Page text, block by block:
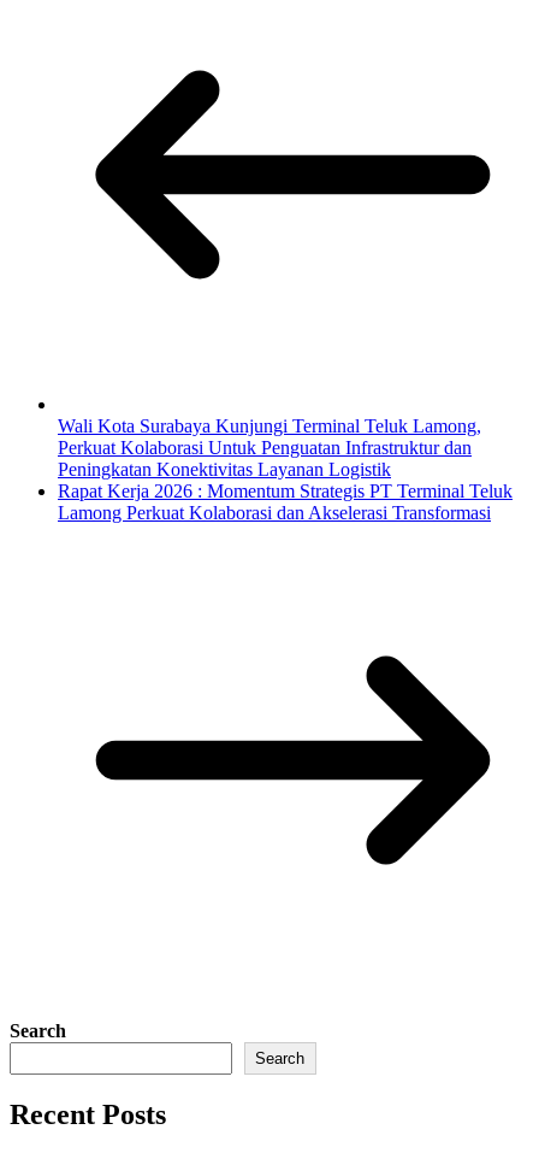
Wali Kota Surabaya Kunjungi Terminal Teluk Lamong,
Perkuat Kolaborasi Untuk Penguatan Infrastruktur dan
Peningkatan Konektivitas Layanan Logistik
Rapat Kerja 2026 : Momentum Strategis PT Terminal Teluk
Lamong Perkuat Kolaborasi dan Akselerasi Transformasi
Search
Search
Recent Posts